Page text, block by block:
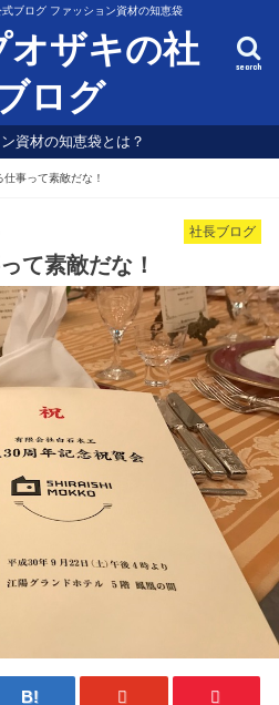
ブログ ファッション資材の知恵袋
オザキの社
ログ
search
資材の知恵袋とは？
仕事って素敵だな！
社長ブログ
て素敵だな！